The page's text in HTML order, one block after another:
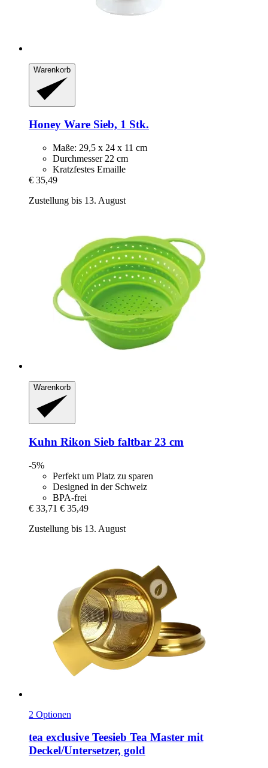
Warenkorb
Honey Ware Sieb, 1 Stk.
Maße: 29,5 x 24 x 11 cm
Durchmesser 22 cm
Kratzfestes Emaille
€ 35,49
Zustellung bis 13. August
Warenkorb
Kuhn Rikon Sieb faltbar 23 cm
-5%
Perfekt um Platz zu sparen
Designed in der Schweiz
BPA-frei
€ 33,71 € 35,49
Zustellung bis 13. August
2 Optionen
tea exclusive Teesieb Tea Master mit
Deckel/Untersetzer, gold